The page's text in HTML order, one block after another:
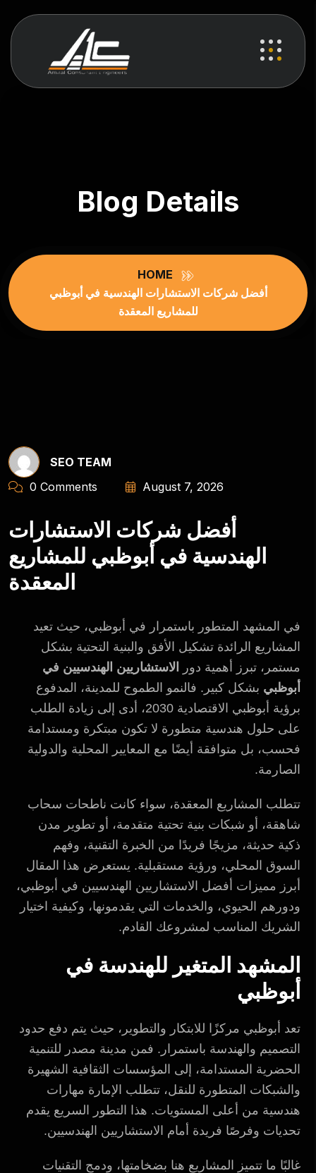
Blog Details
HOME
أفضل شركات الاستشارات الهندسية في أبوظبي
للمشاريع المعقدة
SEO TEAM
0 Comments
August 7, 2026
أفضل شركات الاستشارات
الهندسية في أبوظبي للمشاريع
المعقدة
في المشهد المتطور باستمرار في أبوظبي، حيث تعيد
المشاريع الرائدة تشكيل الأفق والبنية التحتية بشكل
مستمر، تبرز أهمية دور
الاستشاريين الهندسيين في
أبوظبي بشكل كبير. فالنمو الطموح للمدينة، المدفوع
برؤية أبوظبي الاقتصادية 2030، أدى إلى زيادة الطلب
على حلول هندسية متطورة لا تكون مبتكرة ومستدامة
فحسب، بل متوافقة أيضًا مع المعايير المحلية والدولية
الصارمة.
تتطلب المشاريع المعقدة، سواء كانت ناطحات سحاب
شاهقة، أو شبكات بنية تحتية متقدمة، أو تطوير مدن
ذكية حديثة، مزيجًا فريدًا من الخبرة التقنية، وفهم
السوق المحلي، ورؤية مستقبلية. يستعرض هذا المقال
أبرز مميزات أفضل الاستشاريين الهندسيين في أبوظبي،
ودورهم الحيوي، والخدمات التي يقدمونها، وكيفية اختيار
الشريك المناسب لمشروعك القادم.
المشهد المتغير للهندسة في
أبوظبي
تعد أبوظبي مركزًا للابتكار والتطوير، حيث يتم دفع حدود
التصميم والهندسة باستمرار. فمن مدينة مصدر للتنمية
الحضرية المستدامة، إلى المؤسسات الثقافية الشهيرة
والشبكات المتطورة للنقل، تتطلب الإمارة مهارات
هندسية من أعلى المستويات. هذا التطور السريع يقدم
تحديات وفرصًا فريدة أمام الاستشاريين الهندسيين.
غالبًا ما تتميز المشاريع هنا بضخامتها، ودمج التقنيات